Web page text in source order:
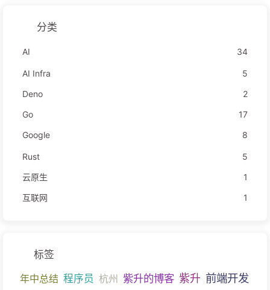
分类
AI 34
AI Infra
5
Deno
2
Go
17
Google
8
Rust
5
云原生
1
互联网
1
标签
年中总结 程序员 杭州 紫升的博客 紫升 前端开发